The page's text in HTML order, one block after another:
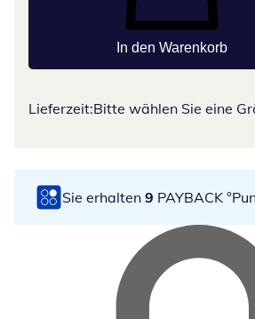
In den Warenkorb
Lieferzeit:Bitte wählen Sie eine
Sie erhalten 9 PAYBACK